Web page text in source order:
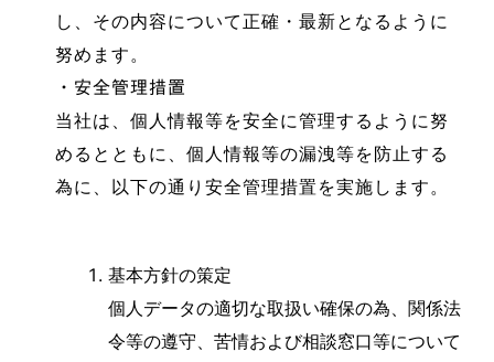
し、その内容について正確・最新となるように
努めます。
・安全管理措置
当社は、個人情報等を安全に管理するように努
めるとともに、個人情報等の漏洩等を防止する
為に、以下の通り安全管理措置を実施します。
基本方針の策定
個人データの適切な取扱い確保の為、関係法
令等の遵守、苦情および相談窓口等について